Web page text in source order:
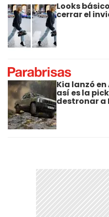
Looks
cerrar el
Kia lanzó
así es la
destronar a